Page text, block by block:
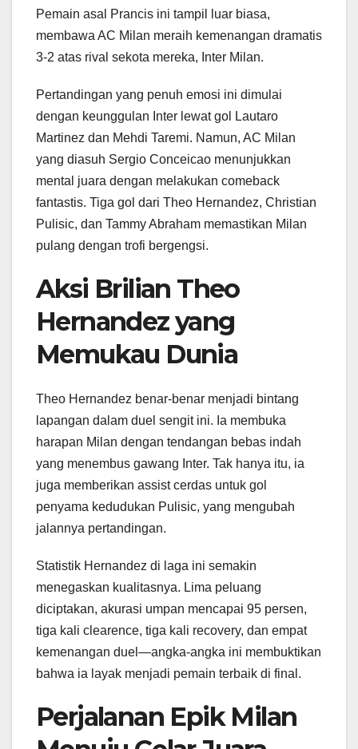
Pemain asal Prancis ini tampil luar biasa,
membawa AC Milan meraih kemenangan dramatis
3-2 atas rival sekota mereka, Inter Milan.
Pertandingan yang penuh emosi ini dimulai
dengan keunggulan Inter lewat gol Lautaro
Martinez dan Mehdi Taremi. Namun, AC Milan
yang diasuh Sergio Conceicao menunjukkan
mental juara dengan melakukan comeback
fantastis. Tiga gol dari Theo Hernandez, Christian
Pulisic, dan Tammy Abraham memastikan Milan
pulang dengan trofi bergengsi.
Aksi Brilian Theo
Hernandez yang
Memukau Dunia
Theo Hernandez benar-benar menjadi bintang
lapangan dalam duel sengit ini. Ia membuka
harapan Milan dengan tendangan bebas indah
yang menembus gawang Inter. Tak hanya itu, ia
juga memberikan assist cerdas untuk gol
penyama kedudukan Pulisic, yang mengubah
jalannya pertandingan.
Statistik Hernandez di laga ini semakin
menegaskan kualitasnya. Lima peluang
diciptakan, akurasi umpan mencapai 95 persen,
tiga kali clearence, tiga kali recovery, dan empat
kemenangan duel—angka-angka ini membuktikan
bahwa ia layak menjadi pemain terbaik di final.
Perjalanan Epik Milan